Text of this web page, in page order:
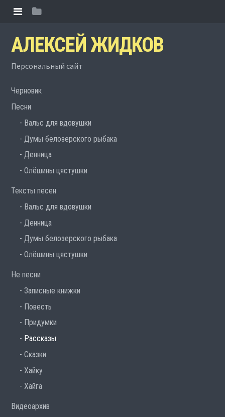
АЛЕКСЕЙ ЖИДКОВ
Персональный сайт
Черновик
Песни
Вальс для вдовушки
Думы белозерского рыбака
Денница
Олёшины цястушки
Тексты песен
Вальс для вдовушки
Денница
Думы белозерского рыбака
Олёшины цястушки
Не песни
Записные книжки
Повесть
Придумки
Рассказы
Сказки
Хайку
Хайга
Видеоархив